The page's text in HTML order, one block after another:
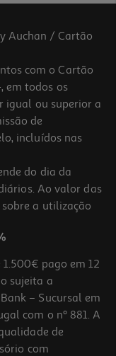
Auchan / Cartão
com o Cartão
em todos os
igual ou superior a
de
incluídos nas
do dia da
Ao valor das
a utilização
pago em 12
sujeita a
– Sucursal em
com o nº 881. A
de
com